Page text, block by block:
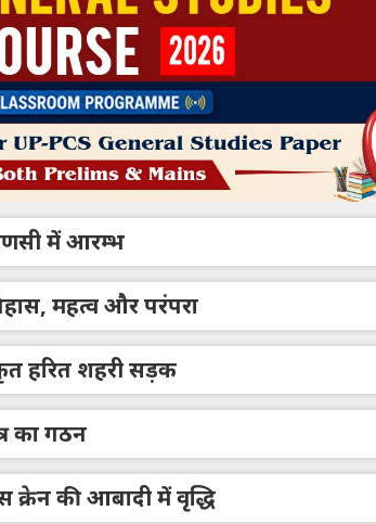
में आरम्भ
महत्व और परंपरा
हरित शहरी सड़क
का गठन
क्रेन की आबादी में वृद्धि